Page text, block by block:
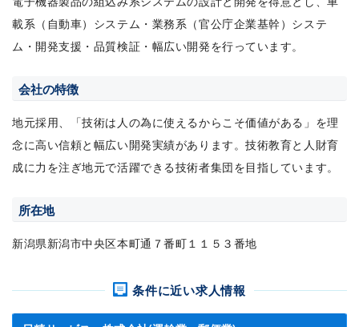
載系（自動車）システム・業務系（官公庁企業基幹）システ
ム・開発支援・品質検証・幅広い開発を行っています。
会社の特徴
地元採用、「技術は人の為に使えるからこそ価値がある」を理
念に高い信頼と幅広い開発実績があります。技術教育と人財育
成に力を注ぎ地元で活躍できる技術者集団を目指しています。
所在地
新潟県新潟市中央区本町通７番町１１５３番地
条件に近い求人情報